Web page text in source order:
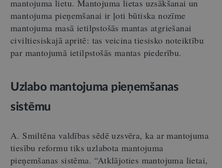
mantojuma lietu. Mantojuma lietas uzsākšanai un
mantojuma pieņemšanai ir ļoti būtiska nozīme
mantojuma masā ietilpstošās mantas atgriešanai
civiltiesiskajā apritē: tas veicina tiesisko noteiktību
par mantojumā ietilpstošās mantas piederību.
Uzlabo mantojuma pieņemšanas
sistēmu
A. Smiltēna valdības sēdē uzsvēra, ka ar mantojuma
tiesību reformu tiks uzlabota mantojuma
pieņemšanas sistēma. “Atklājoties mantojuma lietai,